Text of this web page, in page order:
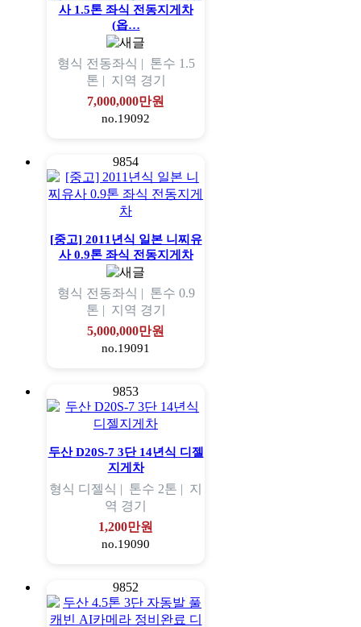
사 1.5톤 좌식 전동지게차
(옵…
형식 전동좌식 | 톤수 1.5
톤 | 지역 경기
7,000,000만원
no.19092
9854
[중고] 2011년식 일본 니찌유
사 0.9톤 좌식 전동지게차
형식 전동좌식 | 톤수 0.9
톤 | 지역 경기
5,000,000만원
no.19091
9853
두산 D20S-7 3단 14년식 디젤
지게차
형식 디젤식 | 톤수 2톤 | 지
역 경기
1,200만원
no.19090
9852